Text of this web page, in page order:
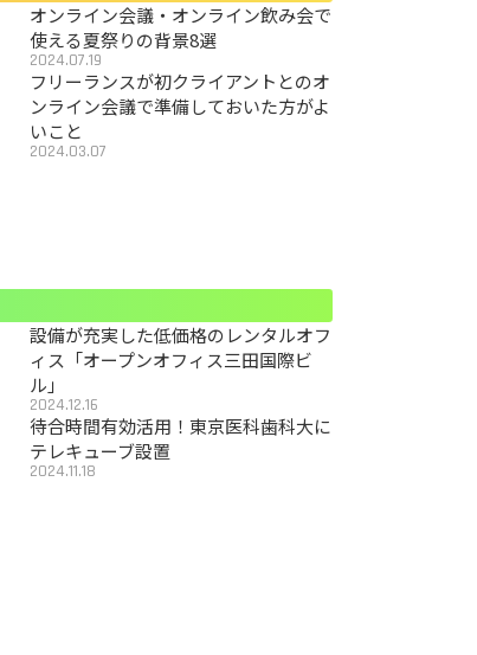
オンライン会議・オンライン飲み会で
使える夏祭りの背景8選
2024.07.19
フリーランスが初クライアントとのオ
ンライン会議で準備しておいた方がよ
いこと
2024.03.07
設備が充実した低価格のレンタルオフ
ィス「オープンオフィス三田国際ビ
ル」
2024.12.16
待合時間有効活用！東京医科歯科大に
テレキューブ設置
2024.11.18